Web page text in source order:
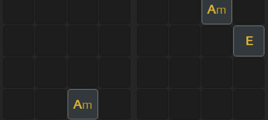
Am
E
Am